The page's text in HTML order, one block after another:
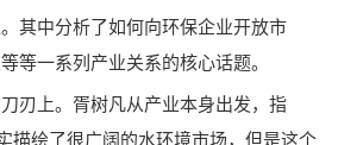
其中分析了如何向环保企业开放市
等一系列产业关系的核心话题。
刃上。 胥树凡从产业本身出发，指
描绘了很广阔的水环境市场，但是这个